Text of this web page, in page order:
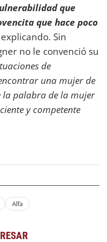
que
que hace poco
Sin
no le convenció su
de
una mujer de
la palabra de la mujer
y competente
Alfa